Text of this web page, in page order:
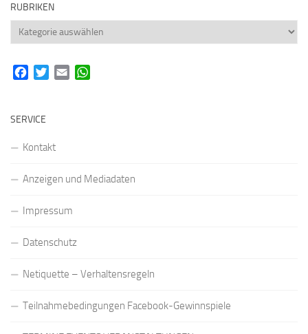
RUBRIKEN
Rubriken
FacebookTwitterEmail
SERVICE
Kontakt
Anzeigen und Mediadaten
Impressum
Datenschutz
Netiquette – Verhaltensregeln
Teilnahmebedingungen Facebook-Gewinnspiele